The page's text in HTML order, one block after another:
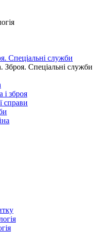
Спеціальні служби
Зброя. Спеціальні служби
і зброя
справи